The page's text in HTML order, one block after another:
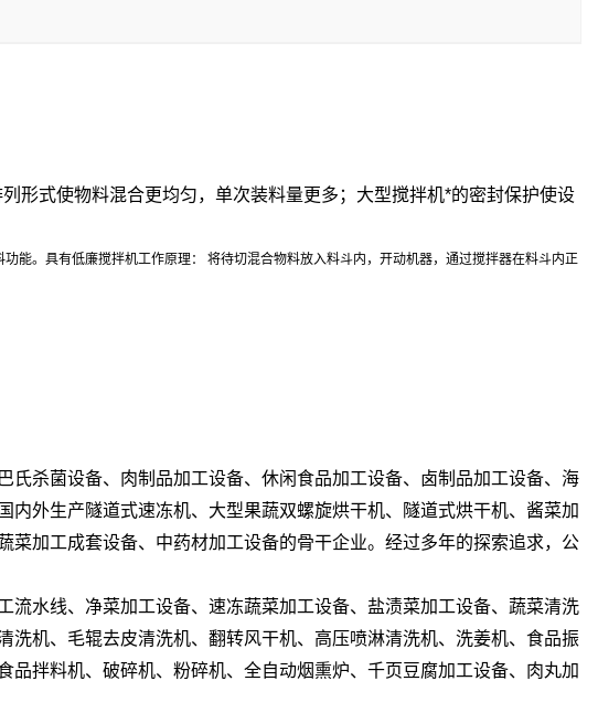
形式使物料混合更均匀，单次装料量更多；大型搅拌机*的密封保护使设
能。具有低廉搅拌机工作原理： 将待切混合物料放入料斗内，开动机器，通过搅拌器在料斗内正
杀菌设备、肉制品加工设备、休闲食品加工设备、卤制品加工设备、海
外生产隧道式速冻机、大型果蔬双螺旋烘干机、隧道式烘干机、酱菜加
加工成套设备、中药材加工设备的骨干企业。经过多年的探索追求，公
水线、净菜加工设备、速冻蔬菜加工设备、盐渍菜加工设备、蔬菜清洗
机、毛辊去皮清洗机、翻转风干机、高压喷淋清洗机、洗姜机、食品振
拌料机、破碎机、粉碎机、全自动烟熏炉、千页豆腐加工设备、肉丸加